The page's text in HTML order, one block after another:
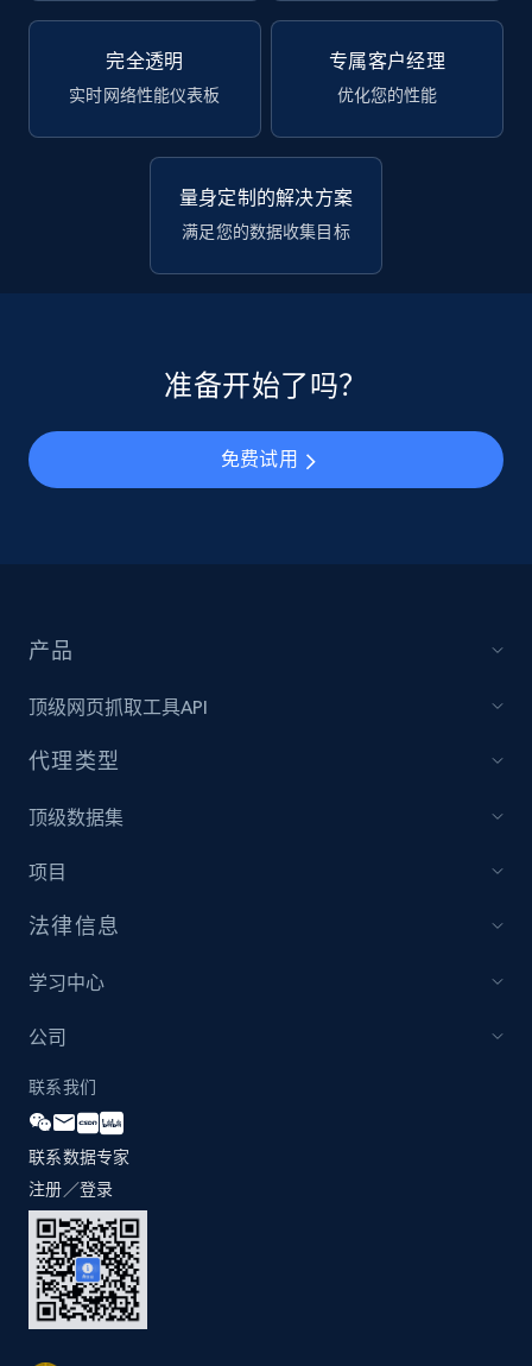
完全透明
实时网络性能仪表板
专属客户经理
优化您的性能
量身定制的解决方案
满足您的数据收集目标
准备开始了吗？
免费试用
产品
顶级网页抓取工具API
代理类型
顶级数据集
项目
法律信息
学习中心
公司
联系我们
联系数据专家
注册／登录